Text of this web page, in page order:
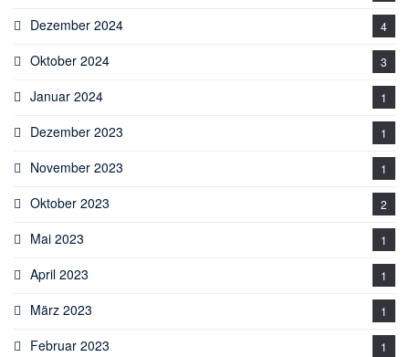
Dezember 2024 4
Oktober 2024 3
Januar 2024 1
Dezember 2023 1
November 2023 1
Oktober 2023 2
Mai 2023 1
April 2023 1
März 2023 1
Februar 2023 1